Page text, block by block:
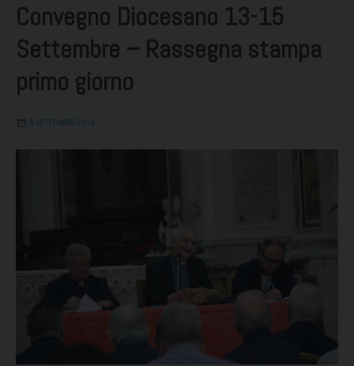
Convegno Diocesano 13-15
Settembre – Rassegna stampa
primo giorno
5 SETTEMBRE 2024